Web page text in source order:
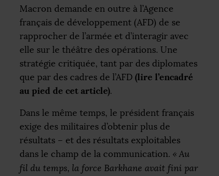
Macron demande en outre à l’Agence
français de développement (AFD) de se
rapprocher de l’armée et d’interagir avec
elle sur le théâtre des opérations. Une
stratégie critiquée, tant par des diplomates
que par des cadres de l’AFD (lire l’encadré
au pied de cet article).
Dans le même temps, le président français
exige des militaires d’obtenir plus de
résultats – et des résultats exploitables
dans le champ de la communication. « Au
fil du temps, la force Barkhane avait fini par